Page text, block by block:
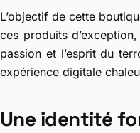
L’objectif de cette
ces produits
passion et l’esprit du
expérience digitale
Une identité